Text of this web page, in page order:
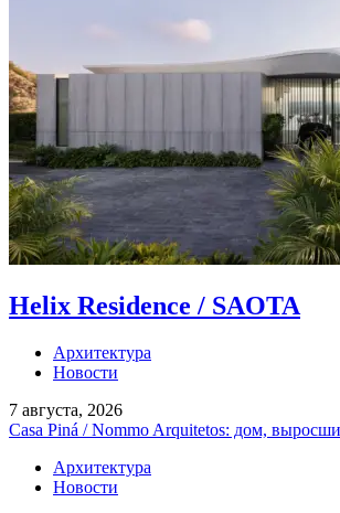
Helix Residence / SAOTA
Архитектура
Новости
7 августа, 2026
Casa Piná / Nommo Arquitetos: дом,
Архитектура
Новости